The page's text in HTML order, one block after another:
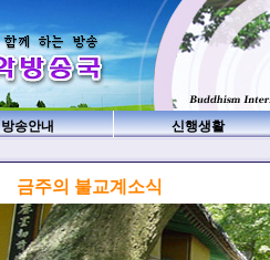
방송안내 신행생활
금주의 불교계소식